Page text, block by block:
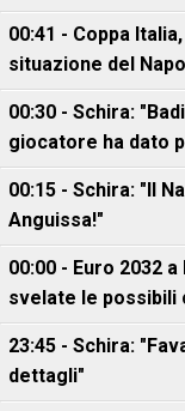
00:41 - Coppa
situazione del
00:30 - Schira:
giocatore ha dato
00:15 - Schira: "Il
Anguissa!"
00:00 - Euro 2032
svelate le possibili
23:45 - Schira:
dettagli"